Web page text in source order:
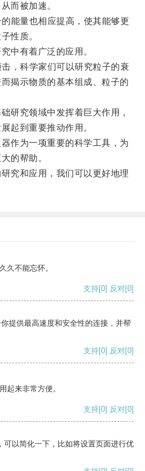
而被加速。
量也相应提高，使其能够更
性质。
有着广泛的应用。
科学家们可以研究粒子的衰
揭示物质的基本组成、粒子的
究领域中发挥着巨大作用，
起到重要推动作用。
为一项重要的科学工具，为
的帮助。
和应用，我们可以更好地理
久不能忘怀。
支持[0] 反对[0]
提供最高速度和安全性的连接，并帮
支持[0] 反对[0]
起来非常方便。
支持[0] 反对[0]
可以简化一下，比如将设置页面进行优